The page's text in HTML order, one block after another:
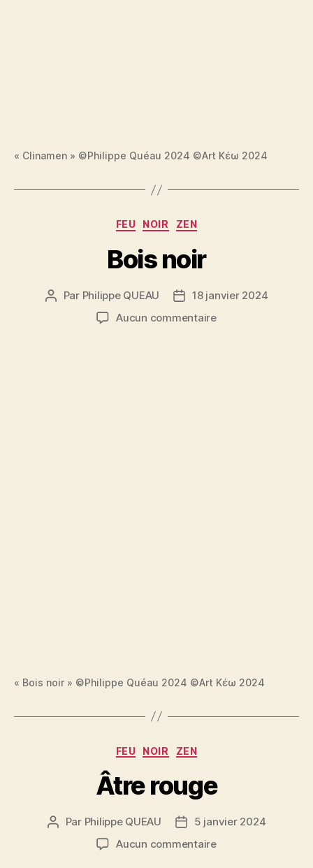
« Clinamen » ©Philippe Quéau 2024 ©Art Κέω 2024
Catégories
FEU NOIR ZEN
Bois noir
Auteur
Par Philippe QUEAU
Date18 janvier 2024
Aucun commentairesur
« Bois noir » ©Philippe Quéau 2024 ©Art Κέω 2024
Catégories
FEU NOIR ZEN
Âtre rouge
Auteur
Par Philippe QUEAU
Date5 janvier 2024
Aucun commentairesur